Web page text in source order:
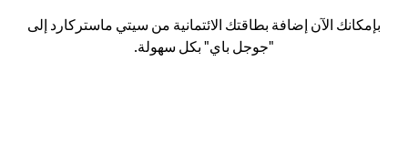
بإمكانك الآن إضافة بطاقتك الائتمانية من سيتي ماستركارد إلى
"جوجل باي" بكل سهولة.